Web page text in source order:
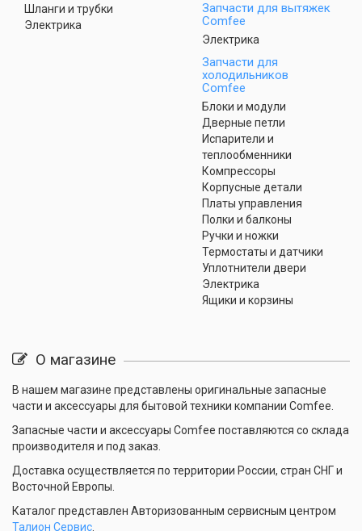
Шланги и трубки
Электрика
Запчасти для вытяжек
Comfee
Электрика
Запчасти для
холодильников
Comfee
Блоки и модули
Дверные петли
Испарители и
теплообменники
Компрессоры
Корпусные детали
Платы управления
Полки и балконы
Ручки и ножки
Термостаты и датчики
Уплотнители двери
Электрика
Ящики и корзины
О магазине
В нашем магазине представлены оригинальные запасные
части и аксессуары для бытовой техники компании Comfee.
Запасные части и аксессуары Comfee поставляются со склада
производителя и под заказ.
Доставка осуществляется по территории России, стран СНГ и
Восточной Европы.
Каталог представлен Авторизованным сервисным центром
Талион Сервис